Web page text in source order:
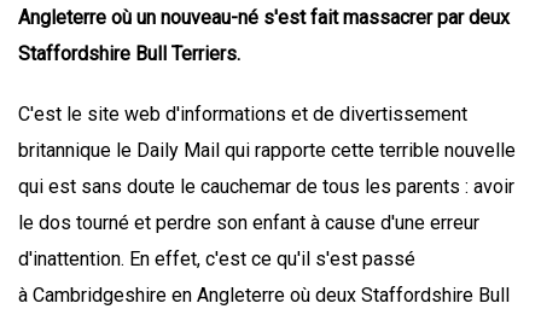
Angleterre où un nouveau-né s'est fait massacrer par deux
Staffordshire Bull Terriers.
C'est le site web d'informations et de divertissement
britannique le Daily Mail qui rapporte cette terrible nouvelle
qui est sans doute le cauchemar de tous les parents : avoir
le dos tourné et perdre son enfant à cause d'une erreur
d'inattention. En effet, c'est ce qu'il s'est passé
à Cambridgeshire en Angleterre où deux Staffordshire Bull